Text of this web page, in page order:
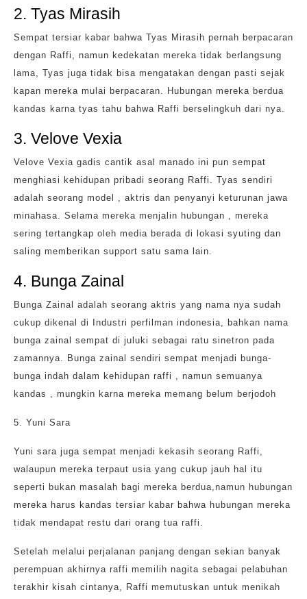
2. Tyas Mirasih
Sempat tersiar kabar bahwa Tyas Mirasih pernah berpacaran
dengan Raffi, namun kedekatan mereka tidak berlangsung
lama, Tyas juga tidak bisa mengatakan dengan pasti sejak
kapan mereka mulai berpacaran. Hubungan mereka berdua
kandas karna tyas tahu bahwa Raffi berselingkuh dari nya.
3. Velove Vexia
Velove Vexia gadis cantik asal manado ini pun sempat
menghiasi kehidupan pribadi seorang Raffi. Tyas sendiri
adalah seorang model , aktris dan penyanyi keturunan jawa
minahasa. Selama mereka menjalin hubungan , mereka
sering tertangkap oleh media berada di lokasi syuting dan
saling memberikan support satu sama lain.
4. Bunga Zainal
Bunga Zainal adalah seorang aktris yang nama nya sudah
cukup dikenal di Industri perfilman indonesia, bahkan nama
bunga zainal sempat di juluki sebagai ratu sinetron pada
zamannya. Bunga zainal sendiri sempat menjadi bunga-
bunga indah dalam kehidupan raffi , namun semuanya
kandas , mungkin karna mereka memang belum berjodoh
5. Yuni Sara
Yuni sara juga sempat menjadi kekasih seorang Raffi,
walaupun mereka terpaut usia yang cukup jauh hal itu
seperti bukan masalah bagi mereka berdua,namun hubungan
mereka harus kandas tersiar kabar bahwa hubungan mereka
tidak mendapat restu dari orang tua raffi.
Setelah melalui perjalanan panjang dengan sekian banyak
perempuan akhirnya raffi memilih nagita sebagai pelabuhan
terakhir kisah cintanya, Raffi memutuskan untuk menikah